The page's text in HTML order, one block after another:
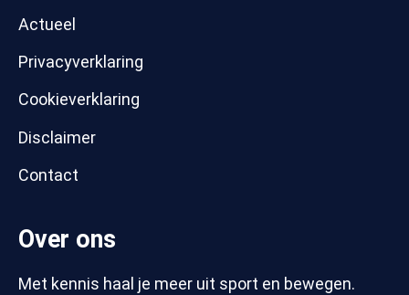
Actueel
Privacyverklaring
Cookieverklaring
Disclaimer
Contact
Over ons
Met kennis haal je meer uit sport en bewegen.